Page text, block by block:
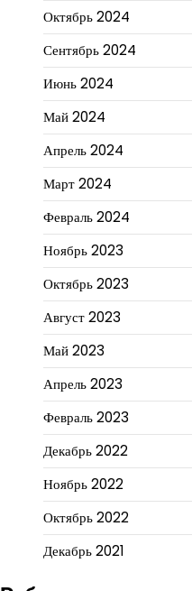
Октябрь 2024
Сентябрь 2024
Июнь 2024
Май 2024
Апрель 2024
Март 2024
Февраль 2024
Ноябрь 2023
Октябрь 2023
Август 2023
Май 2023
Апрель 2023
Февраль 2023
Декабрь 2022
Ноябрь 2022
Октябрь 2022
Декабрь 2021